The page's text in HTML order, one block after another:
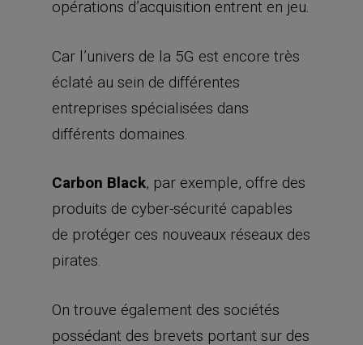
opérations d’acquisition entrent en jeu.
Car l’univers de la 5G est encore très
éclaté au sein de différentes
entreprises spécialisées dans
différents domaines.
Carbon Black, par exemple, offre des
produits de cyber-sécurité capables
de protéger ces nouveaux réseaux des
pirates.
On trouve également des sociétés
possédant des brevets portant sur des